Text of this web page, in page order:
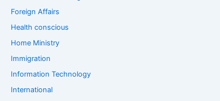
Foreign Affairs
Health conscious
Home Ministry
Immigration
Information Technology
International